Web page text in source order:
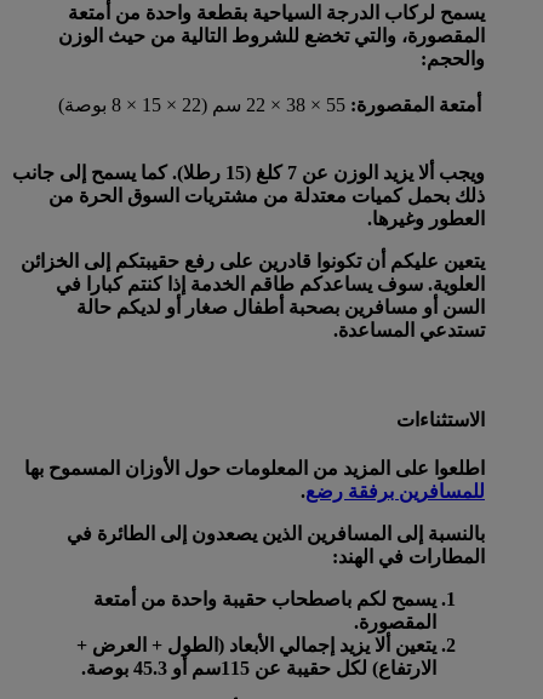
يسمح لركاب الدرجة السياحية بقطعة واحدة من أمتعة
المقصورة، والتي تخضع للشروط التالية من حيث الوزن
والحجم:
أمتعة المقصورة: 55 × 38 × 22 سم (22 × 15 × 8 بوصة)
ويجب ألا يزيد الوزن عن 7 كلغ (15 رطلا). كما يسمح إلى جانب
ذلك بحمل كميات معتدلة من مشتريات السوق الحرة من
العطور وغيرها.
يتعين عليكم أن تكونوا قادرين على رفع حقيبتكم إلى الخزائن
العلوية. سوف يساعدكم طاقم الخدمة إذا كنتم كبارا في
السن أو مسافرين بصحبة أطفال صغار أو لديكم حالة
تستدعي المساعدة.
الاستثناءات
اطلعوا على المزيد من المعلومات حول الأوزان المسموح بها
للمسافرين برفقة رضع.
بالنسبة إلى المسافرين الذين يصعدون إلى الطائرة في
المطارات في الهند:
يسمح لكم باصطحاب حقيبة واحدة من أمتعة
المقصورة.
يتعين ألا يزيد إجمالي الأبعاد (الطول + العرض +
الارتفاع) لكل حقيبة عن 115سم أو 45.3 بوصة.